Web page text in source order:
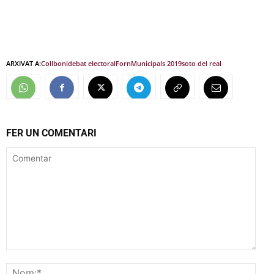
ARXIVAT A:Collbonidebat electoralFornMunicipals 2019soto del real
FER UN COMENTARI